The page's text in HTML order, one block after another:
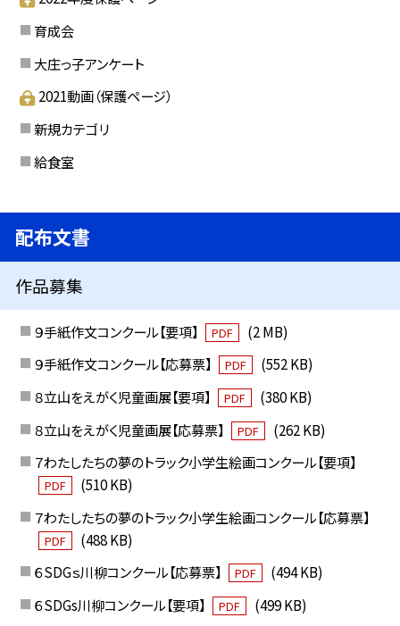
育成会
大庄っ子アンケート
2021動画（保護ページ）
新規カテゴリ
給食室
配布文書
作品募集
９手紙作文コンクール【要項】 PDF
(2 MB)
９手紙作文コンクール【応募票】
PDF
(552 KB)
８立山をえがく児童画展【要項】
PDF
(380 KB)
８立山をえがく児童画展【応募票】
PDF
(262 KB)
７わたしたちの夢のトラック小学生絵画コンクール【要項】
PDF
(510 KB)
７わたしたちの夢のトラック小学生絵画コンクール【応募票】
PDF
(488 KB)
６SDGｓ川柳コンクール【応募票】
PDF
(494 KB)
６SDGs川柳コンクール【要項】
PDF
(499 KB)